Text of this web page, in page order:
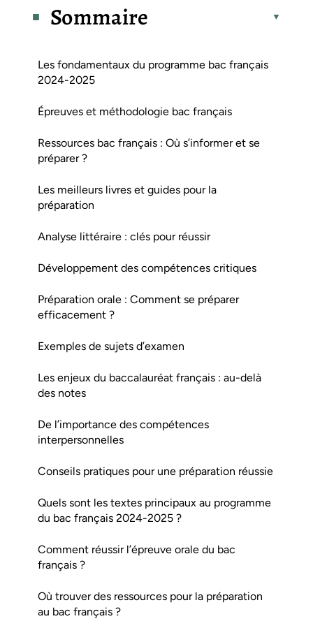
Sommaire
Les fondamentaux du programme bac français
2024-2025
Épreuves et méthodologie bac français
Ressources bac français : Où s’informer et se
préparer ?
Les meilleurs livres et guides pour la
préparation
Analyse littéraire : clés pour réussir
Développement des compétences critiques
Préparation orale : Comment se préparer
efficacement ?
Exemples de sujets d’examen
Les enjeux du baccalauréat français : au-delà
des notes
De l’importance des compétences
interpersonnelles
Conseils pratiques pour une préparation réussie
Quels sont les textes principaux au programme
du bac français 2024-2025 ?
Comment réussir l’épreuve orale du bac
français ?
Où trouver des ressources pour la préparation
au bac français ?